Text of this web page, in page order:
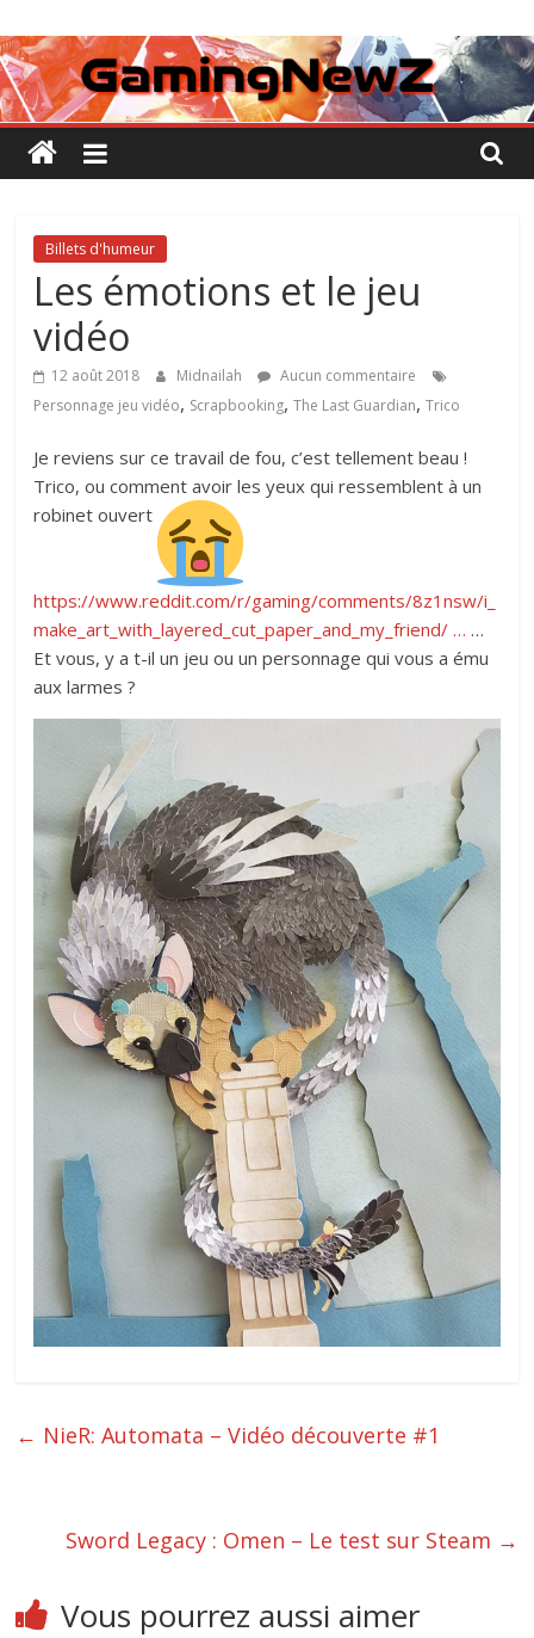
au
contenu
GamingNewZ
Tests
et
Actu
des
vidéo
Billets d'humeur
Les émotions et le jeu
vidéo
12 août 2018 Midnailah
Aucun commentaire
Personnage jeu vidéo, Scrapbooking,The Last Guardian,Trico
Je reviens sur ce travail de fou, c’est tellement beau !
Trico, ou comment avoir les yeux qui ressemblent à un
robinet ouvert
https://www.reddit.com/r/gaming/comments/8z1nsw/i_
make_art_with_layered_cut_paper_and_my_friend/ … …
Et vous, y a t-il un jeu ou un personnage qui vous a ému
aux larmes ?
← NieR: Automata – Vidéo découverte #1
Sword Legacy : Omen – Le test sur Steam →
Vous pourrez aussi aimer